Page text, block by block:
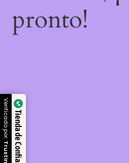
pronto!
Tienda de Confianza
Verificado por: